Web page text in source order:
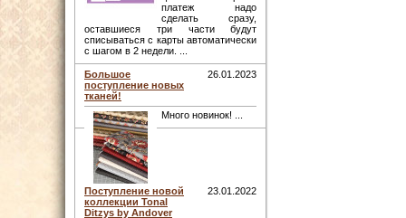
платеж надо
сделать сразу,
оставшиеся три части будут
списываться с карты автоматически
с шагом в 2 недели. ...
Большое
поступление новых
тканей!
26.01.2023
Много новинок! ...
Поступление новой
коллекции Tonal
Ditzys by Andover
23.01.2022